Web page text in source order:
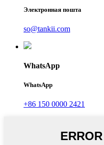
Электронная пошта
so@tankii.com
WhatsApp
WhatsApp
+86 150 0000 2421